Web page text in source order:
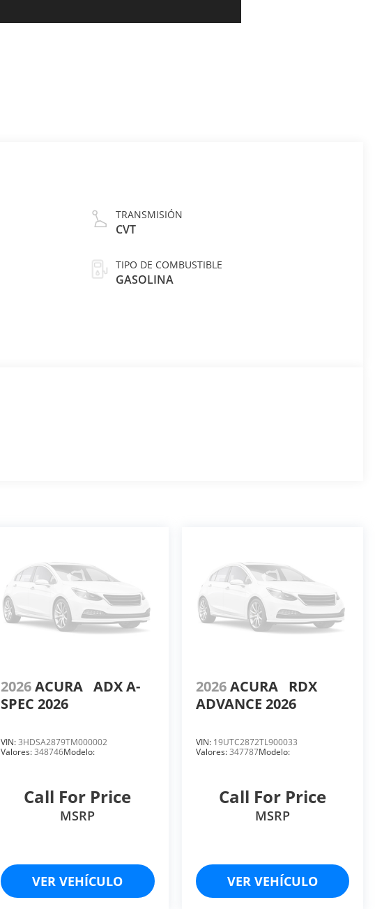
TRANSMISIÓN
CVT
TIPO DE COMBUSTIBLE
GASOLINA
2026ACURA ADX A-
SPEC 2026
VIN:3HDSA2879TM000002
Valores:348746Modelo:
Call For Price
MSRP
VER VEHÍCULO
2026ACURA RDX
ADVANCE 2026
VIN: 19UTC2872TL900033
Valores:347787Modelo:
Call For Price
MSRP
VER VEHÍCULO